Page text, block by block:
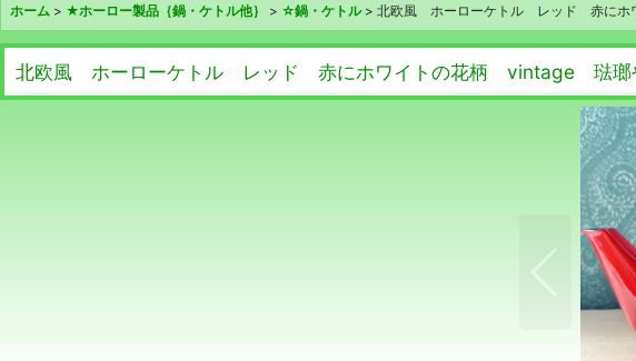
ホーム > ★ホーロー製品｛鍋・ケトル他｝ > ☆鍋・ケトル > 北欧風 ホーローケトル レッド 赤に
北欧風 ホーローケトル レッド 赤にホワイトの花柄 vintage 琺瑯